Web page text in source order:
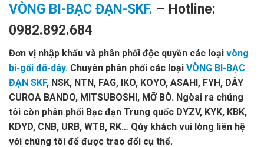
VÒNG BI-BẠC ĐẠN-SKF. – Hotline:
0982.892.684
Đơn vị nhập khẩu và phân phối độc quyền các loại vòng
bi-gối đỡ-dây. Chuyên phân phối các loại VÒNG BI-BẠC
ĐẠN SKF, NSK, NTN, FAG, IKO, KOYO, ASAHI, FYH, DÂY
CUROA BANDO, MITSUBOSHI, MỠ BÒ. Ngòai ra chúng
tôi còn phân phối Bạc đạn Trung quốc DYZV, KYK, KBK,
KDYD, CNB, URB, WTB, RK… Qúy khách vui lòng liên hệ
với chúng tôi để được trao đổi cụ thể.